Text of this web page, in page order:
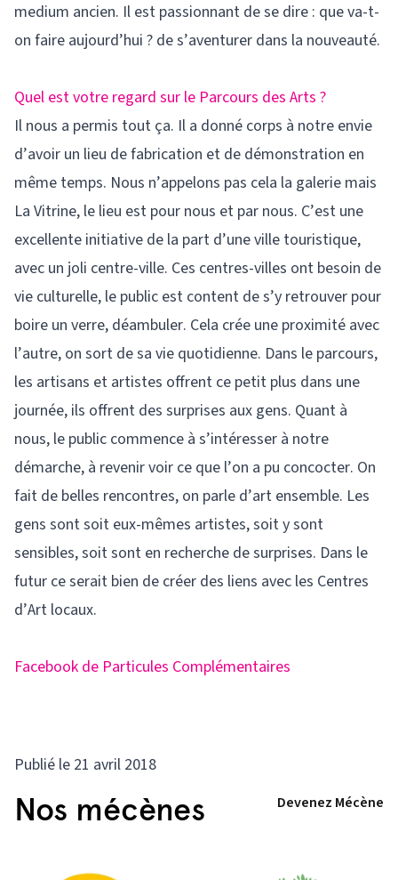
medium ancien. Il est passionnant de se dire : que va-t-
on faire aujourd’hui ? de s’aventurer dans la nouveauté.
Quel est votre regard sur le Parcours des Arts ?
Il nous a permis tout ça. Il a donné corps à notre envie
d’avoir un lieu de fabrication et de démonstration en
même temps. Nous n’appelons pas cela la galerie mais
La Vitrine, le lieu est pour nous et par nous. C’est une
excellente initiative de la part d’une ville touristique,
avec un joli centre-ville. Ces centres-villes ont besoin de
vie culturelle, le public est content de s’y retrouver pour
boire un verre, déambuler. Cela crée une proximité avec
l’autre, on sort de sa vie quotidienne. Dans le parcours,
les artisans et artistes offrent ce petit plus dans une
journée, ils offrent des surprises aux gens. Quant à
nous, le public commence à s’intéresser à notre
démarche, à revenir voir ce que l’on a pu concocter. On
fait de belles rencontres, on parle d’art ensemble. Les
gens sont soit eux-mêmes artistes, soit y sont
sensibles, soit sont en recherche de surprises. Dans le
futur ce serait bien de créer des liens avec les Centres
d’Art locaux.
Facebook de Particules Complémentaires
Publié le 21 avril 2018
Nos mécènes Devenez Mécène